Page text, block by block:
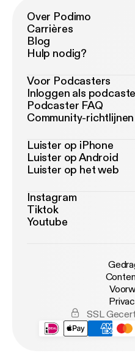
Over Podimo
Carrières
Blog
Hulp nodig?
Voor Podcasters
Inloggen als
Podcaster FAQ
Community-richtlijnen
Luister op iPhone
Luister op Android
Luister op het web
Instagram
Tiktok
Youtube
SSL